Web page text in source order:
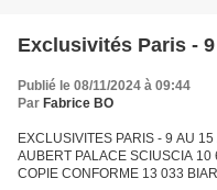
Exclusivités Paris -
Publié le 08/11/2024 à 09:44
Par Fabrice BO
EXCLUSIVITES PARIS - 9 AU
AUBERT PALACE SCIUSCIA 10
COPIE CONFORME 13 033